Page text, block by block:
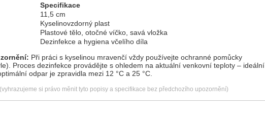
Specifikace
11,5 cm
Kyselinovzdorný plast
Plastové tělo, otočné víčko, savá vložka
Dezinfekce a hygiena včelího díla
Při práci s kyselinou mravenčí vždy používejte ochranné pomůcky
Proces dezinfekce provádějte s ohledem na aktuální venkovní teploty – ideální
odpar je zpravidla mezi 12 °C a 25 °C.
si právo měnit tyto popisy a specifikace bez předchozího upozornění)